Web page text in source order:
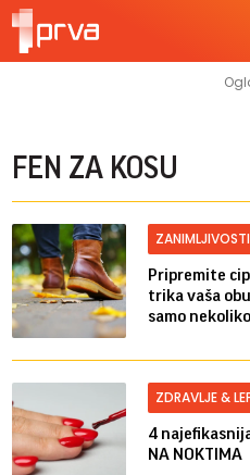
FEN ZA KOSU
ZANIMLJIVOSTI
Pripremite
trika vaša
samo
ZDRAVLJE &
4
NA NOKTIMA